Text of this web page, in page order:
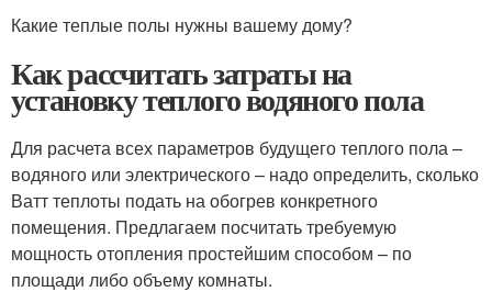
Какие теплые полы нужны вашему дому?
Как рассчитать затраты на
установку теплого водяного пола
Для расчета всех параметров будущего теплого пола –
водяного или электрического – надо определить, сколько
Ватт теплоты подать на обогрев конкретного
помещения. Предлагаем посчитать требуемую
мощность отопления простейшим способом – по
площади либо объему комнаты.